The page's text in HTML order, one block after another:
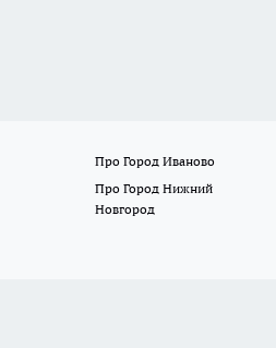
Про Город Иваново
Про Город Нижний
Новгород